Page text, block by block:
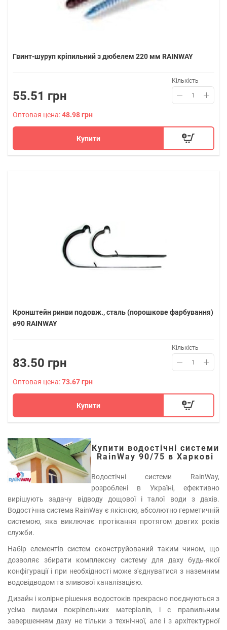
Гвинт-шуруп кріпильний з дюбелем 220 мм RAINWAY
55.51 грн
Кількість
Оптовая цена:48.98 грн
Купити
Кронштейн ринви подовж., сталь (порошкове фарбування)
ø90 RAINWAY
83.50 грн
Кількість
Оптовая цена:73.67 грн
Купити
Купити водостічні системи
RainWay 90/75 в Харкові
Водостічні системи RainWay,
розроблені в Україні, ефективно
вирішують задачу відводу дощової і талої води з дахів.
Водостічна система RainWay є якісною, абсолютно герметичній
системою, яка виключає протікання протягом довгих років
служби.
Набір елементів систем сконструйований таким чином, що
дозволяє збирати комплексну систему для даху будь-якої
конфігурації і при необхідності може з'єднуватися з наземним
водовідводом та зливової каналізацією.
Дизайн і колірне рішення водостоків прекрасно поєднуються з
усіма видами покрівельних матеріалів, і є правильним
завершенням даху не тільки з технічної, але і з архітектурної